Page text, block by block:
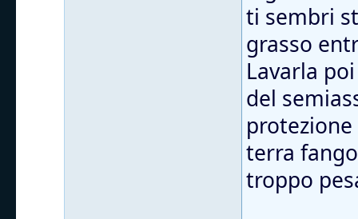
ti sembri
grasso
Lavarla
del
terra
troppo